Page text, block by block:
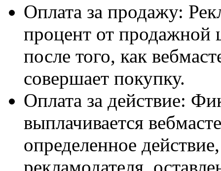
Оплата за продажу:
процент от продажной
после того, как
совершает покупку.
Оплата за действие:
выплачивается
определенное
рекламодателя,